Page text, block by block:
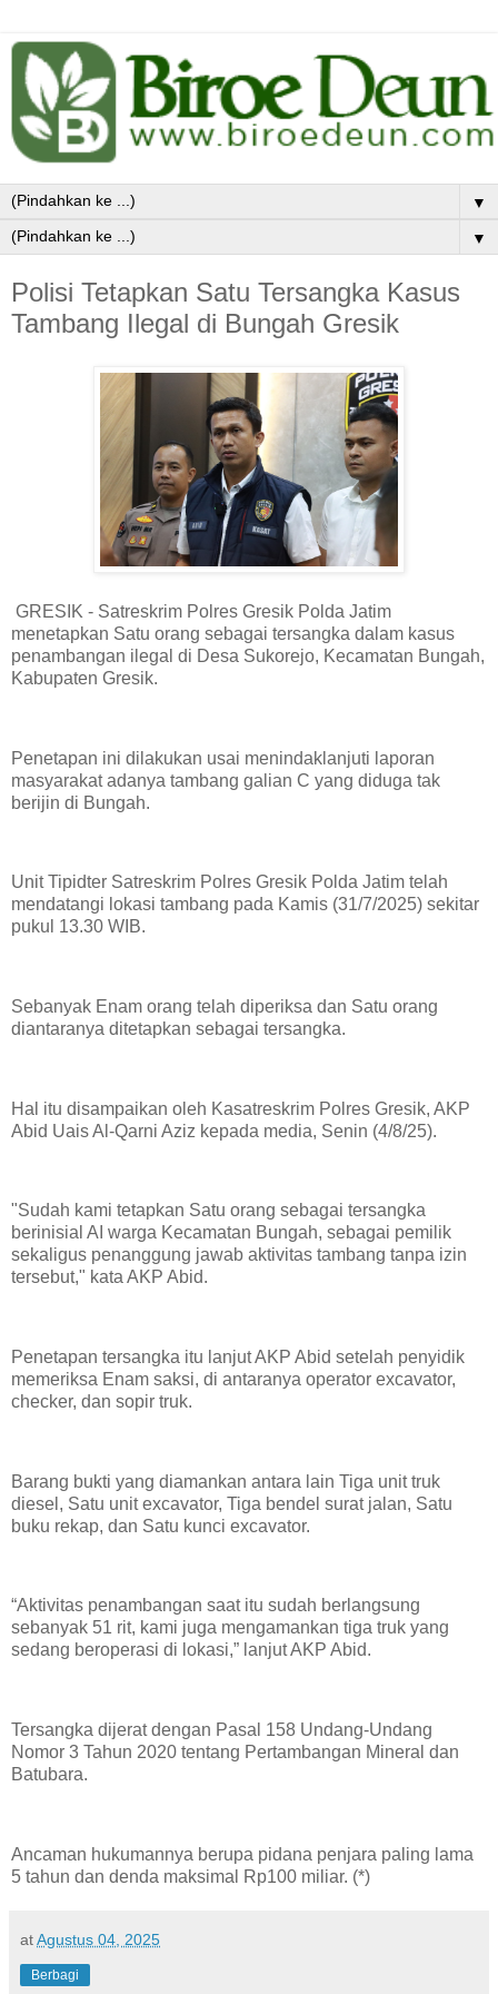
▼
▼
Polisi Tetapkan Satu Tersangka Kasus
Tambang Ilegal di Bungah Gresik
GRESIK - Satreskrim Polres Gresik Polda Jatim
menetapkan Satu orang sebagai tersangka dalam kasus
penambangan ilegal di Desa Sukorejo, Kecamatan Bungah,
Kabupaten Gresik.
Penetapan ini dilakukan usai menindaklanjuti laporan
masyarakat adanya tambang galian C yang diduga tak
berijin di Bungah.
Unit Tipidter Satreskrim Polres Gresik Polda Jatim telah
mendatangi lokasi tambang pada Kamis (31/7/2025) sekitar
pukul 13.30 WIB.
Sebanyak Enam orang telah diperiksa dan Satu orang
diantaranya ditetapkan sebagai tersangka.
Hal itu disampaikan oleh Kasatreskrim Polres Gresik, AKP
Abid Uais Al-Qarni Aziz kepada media, Senin (4/8/25).
"Sudah kami tetapkan Satu orang sebagai tersangka
berinisial AI warga Kecamatan Bungah, sebagai pemilik
sekaligus penanggung jawab aktivitas tambang tanpa izin
tersebut," kata AKP Abid.
Penetapan tersangka itu lanjut AKP Abid setelah penyidik
memeriksa Enam saksi, di antaranya operator excavator,
checker, dan sopir truk.
Barang bukti yang diamankan antara lain Tiga unit truk
diesel, Satu unit excavator, Tiga bendel surat jalan, Satu
buku rekap, dan Satu kunci excavator.
“Aktivitas penambangan saat itu sudah berlangsung
sebanyak 51 rit, kami juga mengamankan tiga truk yang
sedang beroperasi di lokasi,” lanjut AKP Abid.
Tersangka dijerat dengan Pasal 158 Undang-Undang
Nomor 3 Tahun 2020 tentang Pertambangan Mineral dan
Batubara.
Ancaman hukumannya berupa pidana penjara paling lama
5 tahun dan denda maksimal Rp100 miliar. (*)
atAgustus 04, 2025
Berbagi